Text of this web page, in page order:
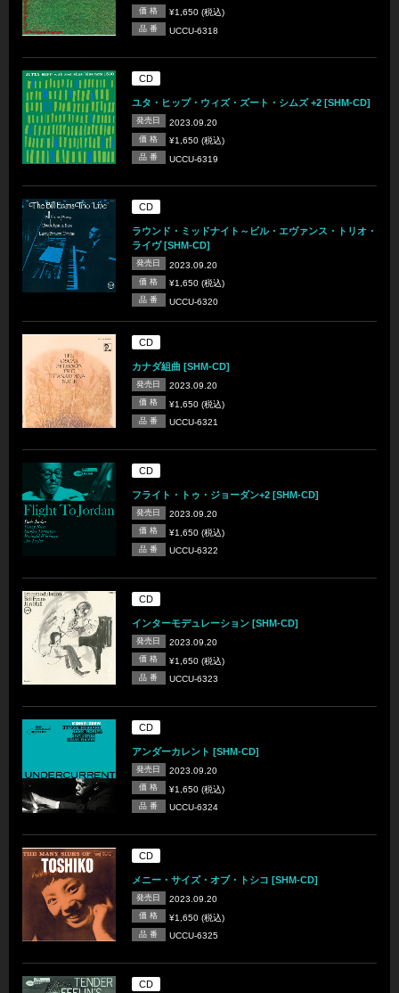
価 格 ¥1,650 (税込)
品 番 UCCU-6318
CD
ユタ・ヒップ・ウィズ・ズート・シムズ +2 [SHM-CD]
発売日 2023.09.20
価 格 ¥1,650 (税込)
品 番 UCCU-6319
CD
ラウンド・ミッドナイト～ビル・エヴァンス・トリオ・
ライヴ [SHM-CD]
発売日 2023.09.20
価 格 ¥1,650 (税込)
品 番 UCCU-6320
CD
カナダ組曲 [SHM-CD]
発売日 2023.09.20
価 格 ¥1,650 (税込)
品 番 UCCU-6321
CD
フライト・トゥ・ジョーダン+2 [SHM-CD]
発売日 2023.09.20
価 格 ¥1,650 (税込)
品 番 UCCU-6322
CD
インターモデュレーション [SHM-CD]
発売日 2023.09.20
価 格 ¥1,650 (税込)
品 番 UCCU-6323
CD
アンダーカレント [SHM-CD]
発売日 2023.09.20
価 格 ¥1,650 (税込)
品 番 UCCU-6324
CD
メニー・サイズ・オブ・トシコ [SHM-CD]
発売日 2023.09.20
価 格 ¥1,650 (税込)
品 番 UCCU-6325
CD